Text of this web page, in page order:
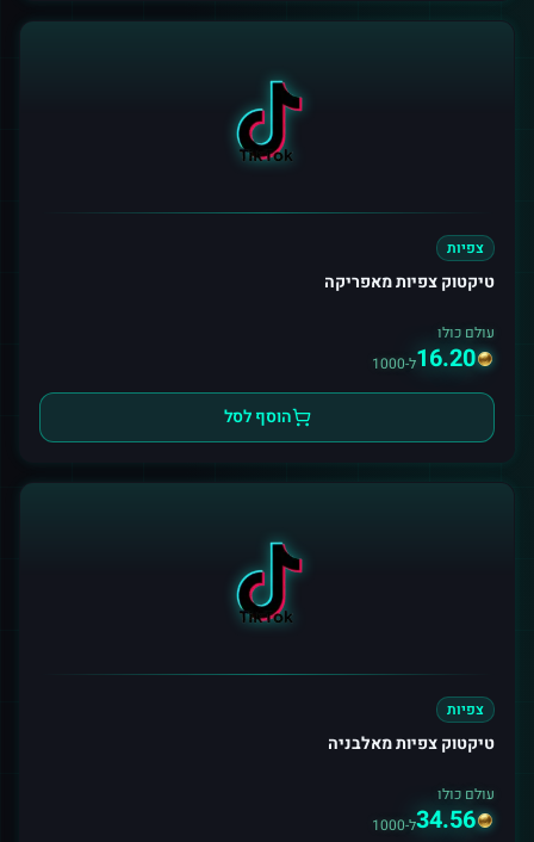
צפיות
טיקטוק צפיות מאפריקה
עולם כולו
16.20ל-1000
הוסף לסל
צפיות
טיקטוק צפיות מאלבניה
עולם כולו
34.56ל-1000